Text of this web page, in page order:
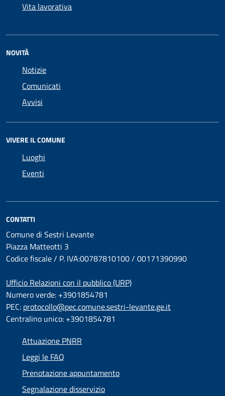
Vita lavorativa
NOVITÀ
Notizie
Comunicati
Avvisi
VIVERE IL COMUNE
Luoghi
Eventi
CONTATTI
Comune di Sestri Levante
Piazza Matteotti 3
Codice fiscale / P. IVA:00787810100 / 00171390990
Ufficio Relazioni con il pubblico (URP)
Numero verde: +3901854781
PEC: protocollo@pec.comune.sestri-levante.ge.it
Centralino unico: +3901854781
Attuazione PNRR
Leggi le FAQ
Prenotazione appuntamento
Segnalazione disservizio